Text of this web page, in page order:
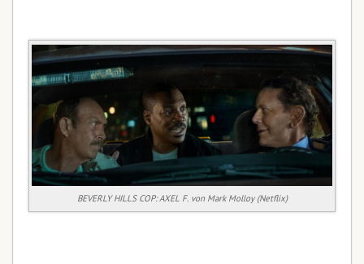
BEVERLY HILLS COP: AXEL F. von Mark Molloy (Netflix)